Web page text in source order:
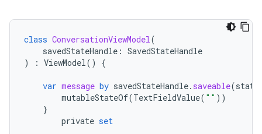
class ConversationViewModel(
savedStateHandle : SavedStateHandle
)
: ViewModel() {
var message by savedStateHandle. saveable(
mutableStateOf(TextFieldValue( "" ))
}
private set